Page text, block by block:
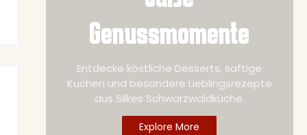
Genussmomente
Entdecke köstliche Desserts, saftige
Kuchen und besondere Lieblingsrezepte
aus Silkes Schwarzwaldküche.
Explore More